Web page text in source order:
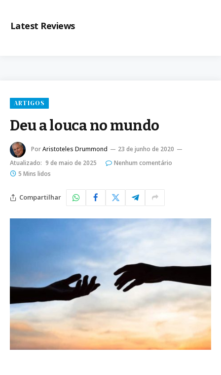
Latest Reviews
ARTIGOS
Deu a louca no mundo
PorAristoteles Drummond
23 de junho de 2020
Atualizado: 9 de maio de 2025
Nenhum comentário
5 Mins lidos
Compartilhar